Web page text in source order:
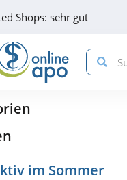
Shops: sehr gut
im Sommer